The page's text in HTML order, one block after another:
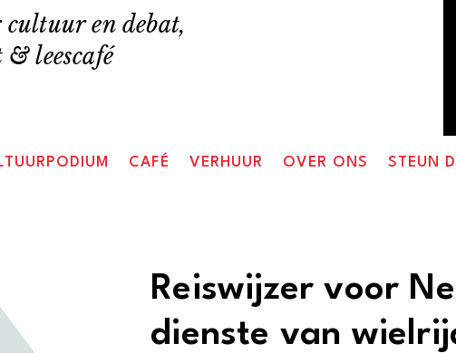
en debat,
leescafé
CAFÉ VERHUUR OVER ONS STEUN
Reiswijzer voor
dienste van